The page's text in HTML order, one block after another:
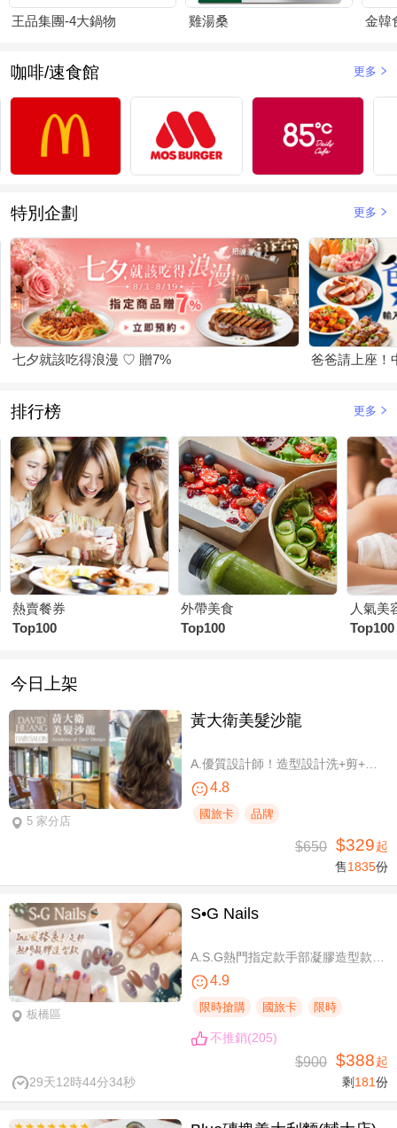
王品集團-4大鍋物 雞湯桑 金韓
咖啡/速食館 更多
特別企劃 更多
七夕就該吃得浪漫 ♡ 贈7% 爸爸請上座！
排行榜 更多
熱賣餐券
Top100
外帶美食
Top100
人氣美
Top100
今日上架
5 家分店
黃大衛美髮沙龍
4.8
國旅卡 品牌
$650 $329起
售1835份
板橋區
S•G Nails
4.9
限時搶購 國旅卡 限時
不推銷(205)
29天12時44分33秒
$900 $388起
剩 181份